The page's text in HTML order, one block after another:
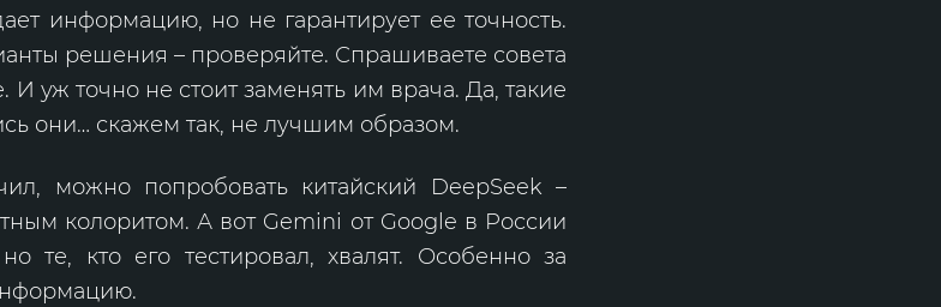
информацию, но не гарантирует ее точность.
решения – проверяйте. Спрашиваете совета
И уж точно не стоит заменять им врача. Да, такие
они… скажем так, не лучшим образом.
можно попробовать китайский DeepSeek –
колоритом. А вот Gemini от Google в России
те, кто его тестировал, хвалят. Особенно за